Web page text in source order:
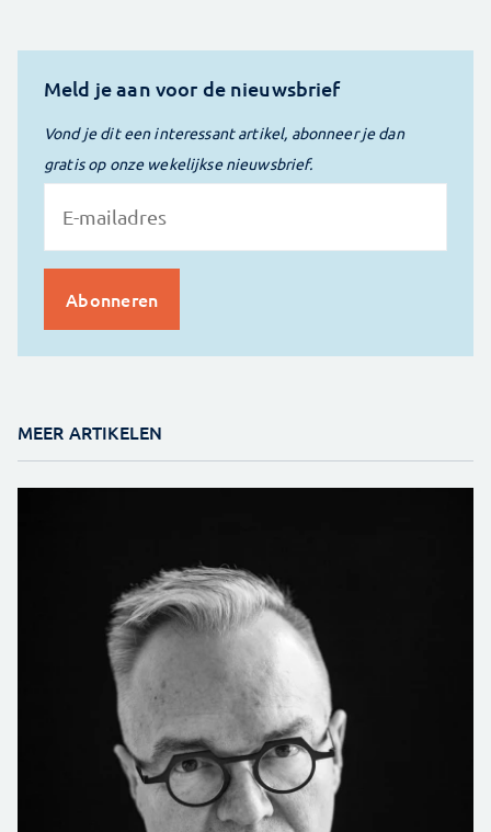
Meld je aan voor de nieuwsbrief
Vond je dit een interessant artikel, abonneer je dan
gratis op onze wekelijkse nieuwsbrief.
MEER ARTIKELEN